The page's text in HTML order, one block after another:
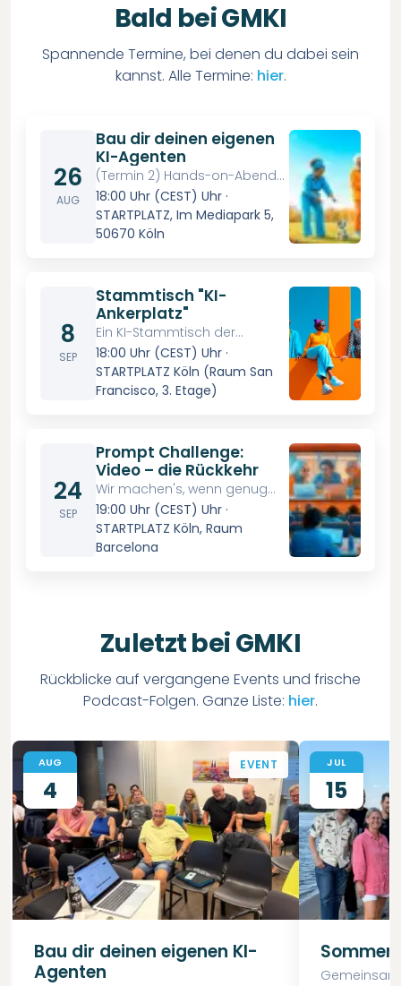
Bald bei GMKI
Spannende Termine, bei denen du dabei sein
kannst. Alle Termine: hier.
26
AUG
Bau dir deinen eigenen
KI-Agenten
(Termin 2) Hands-on-Abend
für alle, die es endlich mal
selbst ausprobieren wollen.
18:00 Uhr (CEST) Uhr·
STARTPLATZ, Im Mediapark 5,
50670 Köln
8
SEP
Stammtisch "KI-
Ankerplatz"
Ein KI-Stammtisch der
anderen Art
18:00 Uhr (CEST) Uhr·
STARTPLATZ Köln (Raum San
Francisco, 3. Etage)
24
SEP
Prompt Challenge:
Video – die Rückkehr
Wir machen's, wenn genug
Leute kommen. Trag dich ein
und mach die Rückkehr
möglich.
19:00 Uhr (CEST) Uhr·
STARTPLATZ Köln, Raum
Barcelona
Zuletzt bei GMKI
Rückblicke auf vergangene Events und frische
Podcast-Folgen. Ganze Liste: hier.
AUG
4
EVENT
Bau dir deinen eigenen KI-
Agenten
JUL
15
Gemeinsam